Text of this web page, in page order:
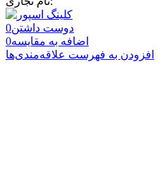
دوست داشتن0
اضافه به مقایسه0
افزودن به فهرست علاقه‌مندی‌ها